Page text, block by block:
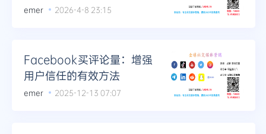
emer 2026-4-8 23:15
Facebook买评论量：增强
用户信任的有效方法
emer 2025-12-13 07:07